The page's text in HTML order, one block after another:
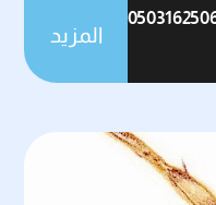
المزيد